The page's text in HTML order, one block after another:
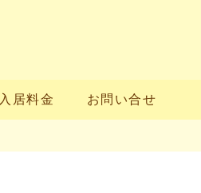
入居料金 お問い合せ